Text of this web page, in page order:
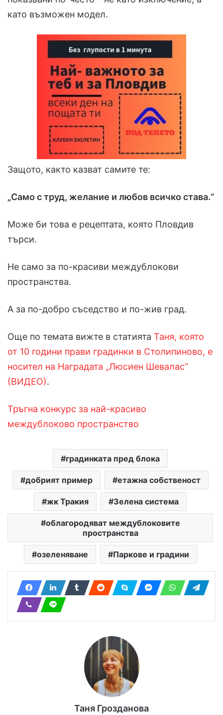
като възможен модел.
Защото, както казват самите те:
„Само с труд, желание и любов всичко става.“
Може би това е рецептата, която Пловдив
търси.
Не само за по-красиви междублокови
пространства.
А за по-добро съседство и по-жив град.
Още по темата вижте в статията Таня, която
от 10 години прави градинки в Столипиново, е
носител на Наградата „Люсиен Шевалас“
(ВИДЕО).
Тръгна конкурс за най-красиво
междублоково пространство
градинката пред блока
добрият пример етажна собственост
жк Тракия Зелена система
облагородяват междублоковите
пространства
озеленяване Паркове и градини
Таня Грозданова